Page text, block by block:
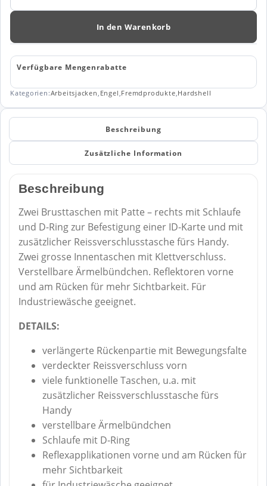
Light
1290-
Menge
In den Warenkorb
Verfügbare Mengenrabatte
Kategorien:Arbeitsjacken, Engel,Fremdprodukte,Hardshell
Beschreibung
Zusätzliche Information
Beschreibung
Zwei Brusttaschen mit Patte – rechts mit Schlaufe
und D-Ring zur Befestigung einer ID-Karte und mit
zusätzlicher Reissverschlusstasche fürs Handy.
Zwei grosse Innentaschen mit Klettverschluss.
Verstellbare Ärmelbündchen. Reflektoren vorne
und am Rücken für mehr Sichtbarkeit. Für
Industriewäsche geeignet.
DETAILS:
verlängerte Rückenpartie mit Bewegungsfalte
verdeckter Reissverschluss vorn
viele funktionelle Taschen, u.a. mit
zusätzlicher Reissverschlusstasche fürs
Handy
verstellbare Ärmelbündchen
Schlaufe mit D-Ring
Reflexapplikationen vorne und am Rücken für
mehr Sichtbarkeit